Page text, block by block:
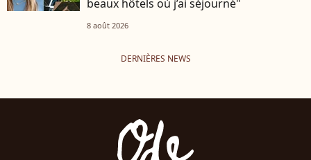
beaux hôtels où j’ai séjourné"
8 août 2026
DERNIÈRES NEWS